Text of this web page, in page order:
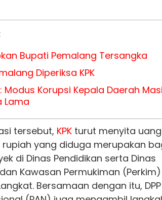
Bupati Pemalang Tersangka
Diperiksa KPK
Modus Korupsi Kepala Daerah
Lama
tersebut, KPK turut menyita
yang diduga merupakan
di Dinas Pendidikan serta Dinas
Kawasan Permukiman (Perkim)
Bersamaan dengan itu,